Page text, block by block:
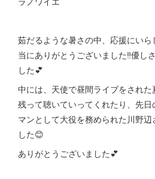
茹だるような暑さの中、応援にい
当にありがとうございました‼️優し
した💕
中には、天使で昼間ライブをされ
残って聴いていってくれたり、先
マンとして大役を務められた川野
した😊
ありがとうございました💕